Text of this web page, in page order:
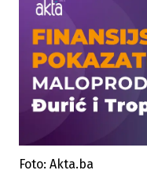
Foto: Akta.ba